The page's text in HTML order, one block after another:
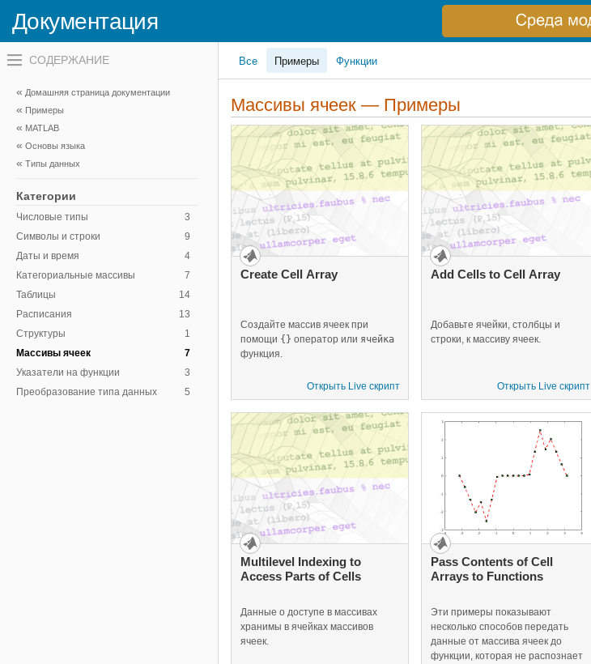
Документация
Переключатель
навигационного
вне
холста
переключатель
навигационного
вне
холста
Домашняя страница документации
Примеры
MATLAB
Основы языка
Типы данных
Категории
3
Числовые типы
9
Символы и строки
4
Даты и время
7
Категориальные массивы
14
Таблицы
13
Расписания
1
Структуры
7
Массивы ячеек
3
Указатели на функции
5
Преобразование типа данных
Все Примеры Функции
Массивы ячеек — Примеры
Create Cell Array
Создайте массив ячеек при
помощи {} оператор или ячейка
функция.
Открыть Live скрипт
Add Cells to Cell Array
Добавьте ячейки, столбцы и
строки, к массиву ячеек.
Открыть Live скрипт
Multilevel Indexing to
Access Parts of Cells
Данные о доступе в массивах
хранимы в ячейках массивов
ячеек.
Pass Contents of Cell
Arrays to Functions
Эти примеры показывают
несколько способов передать
данные от массива ячеек до
функции, которая не распознает